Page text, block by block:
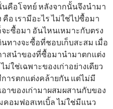
นคือโจทย์ หลังจากนั้นจึงนำมา
อ เรามีอะไร ไม่ใช่ไปซื้อมา
ะซื้อมา อันไหนเหมาะกับตรง
ทางจะซื้อที่ชอบเก็บสะสม เมื่อ
าสนำของที่ซื้อมานำมาตกแต่ง
ใช่เฉพาะของเก่าอย่างเดียว
ารตกแต่งคล้ายกัน แต่ไม่มี
อาของเก่ามาผสมผสานกับของ
อมฟอสเทเบิ้ล ไม่ใช่มีแนว